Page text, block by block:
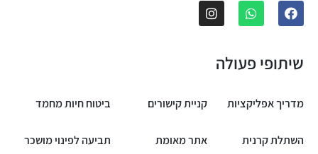
שיתופי פעולה
מדריך אפליקציות קניית קישורים ביטוח חיות מחמד
השתלת קרנית אתר מאומת תביעה לפינוי מושכר